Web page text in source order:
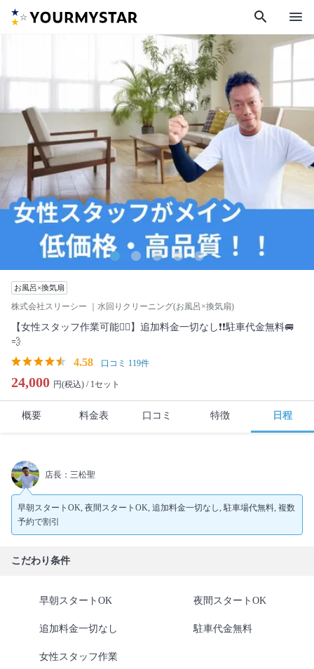
search menu
お風呂×換気扇
株式会社スリーシー ｜水回りクリーニング(お風呂×換気扇)
【女性スタッフ作業可能🙆‍♀️】追加料金一切なし❗️❗️駐車代金無料🚐
💨
4.58 口コミ 119件
24,000 円(税込) / 1セット
概要 料金表 口コミ 特徴 日程
店長：三松聖
早朝スタートOK, 夜間スタートOK, 追加料金一切なし, 駐車場代無料, 複数
予約で割引
こだわり条件
早朝スタートOK 夜間スタートOK
追加料金一切なし 駐車代金無料
女性スタッフ作業